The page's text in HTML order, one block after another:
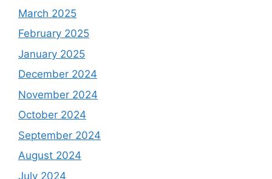
March 2025
February 2025
January 2025
December 2024
November 2024
October 2024
September 2024
August 2024
July 2024